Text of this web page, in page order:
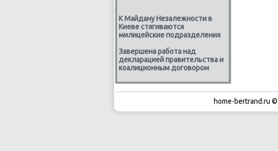
К Майдану Незалежности в
Киеве стягиваются
милицейские подразделения
Завершена работа над
декларацией правительства и
коалиционным договором
home-bertrand.ru